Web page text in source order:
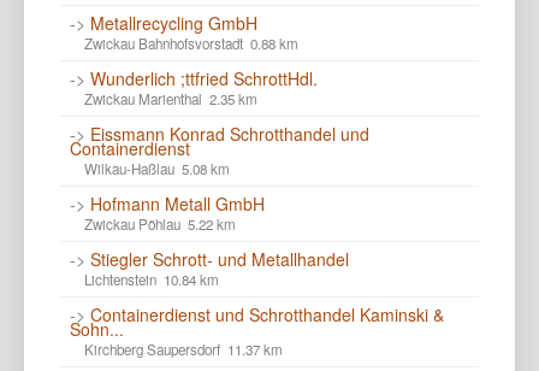
-> Metallrecycling GmbH
Zwickau Bahnhofsvorstadt 0.88 km
-> Wunderlich ;ttfried SchrottHdl.
Zwickau Marienthal 2.35 km
-> Eissmann Konrad Schrotthandel und
Containerdienst
Wilkau-Haßlau 5.08 km
-> Hofmann Metall GmbH
Zwickau Pöhlau 5.22 km
-> Stiegler Schrott- und Metallhandel
Lichtenstein 10.84 km
-> Containerdienst und Schrotthandel Kaminski &
Sohn...
Kirchberg Saupersdorf 11.37 km